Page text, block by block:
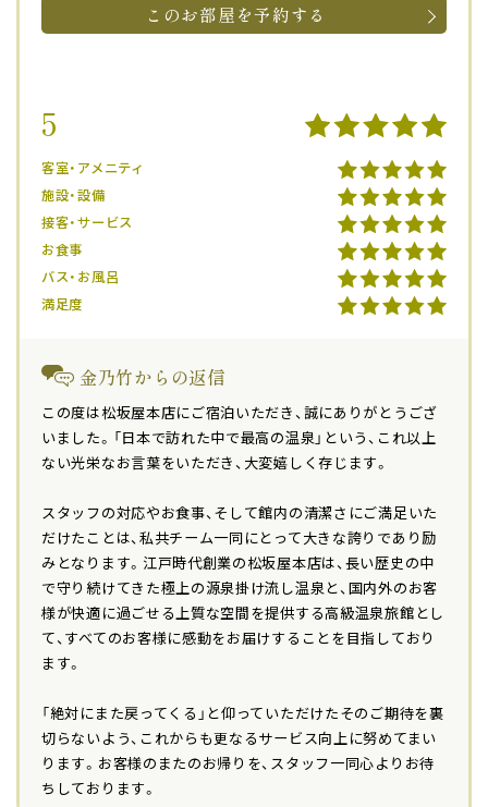
このお部屋を予約する
5
客室・アメニティ
施設・設備
接客・サービス
お食事
バス・お風呂
満足度
金乃竹からの返信
この度は松坂屋本店にご宿泊いただき、誠にありがとうござ
いました。「日本で訪れた中で最高の温泉」という、これ以上
ない光栄なお言葉をいただき、大変嬉しく存じます。
スタッフの対応やお食事、そして館内の清潔さにご満足いた
だけたことは、私共チーム一同にとって大きな誇りであり励
みとなります。江戸時代創業の松坂屋本店は、長い歴史の中
で守り続けてきた極上の源泉掛け流し温泉と、国内外のお客
様が快適に過ごせる上質な空間を提供する高級温泉旅館とし
て、すべてのお客様に感動をお届けすることを目指しており
ます。
「絶対にまた戻ってくる」と仰っていただけたそのご期待を裏
切らないよう、これからも更なるサービス向上に努めてまい
ります。お客様のまたのお帰りを、スタッフ一同心よりお待
ちしております。